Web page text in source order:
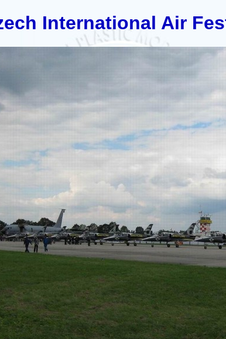
International Air